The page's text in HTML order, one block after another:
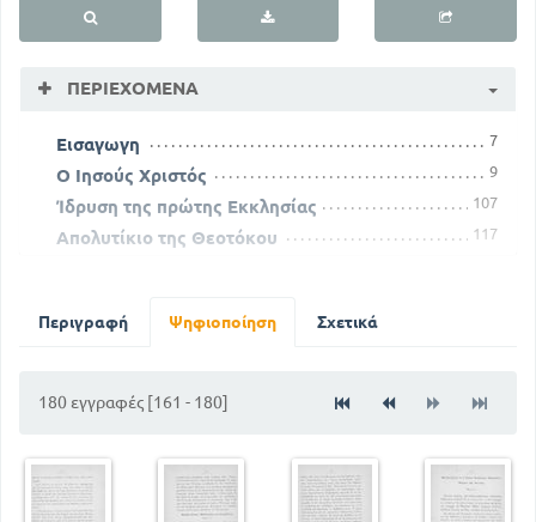
ΠΕΡΙΕΧΌΜΕΝΑ
Εισαγωγη 7
Ο Ιησούς Χριστός 9
Ίδρυση της πρώτης Εκκλησίας 107
Απολυτίκιο της Θεοτόκου 117
Απολυτικίο των εορτών των αγίων
144
Απολυτιίο του Ευαγγελιστού Ματθαίου
Απολυτίκιο του Ι. του Βαπτιστού
154
Περιγραφή Ψηφιοποίηση Σχετικά
180 εγγραφές [161 - 180]